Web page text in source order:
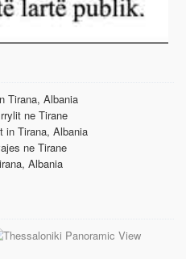
Tirana, Albania
ne Tirane
in Tirana, Albania
ne Tirane
Albania